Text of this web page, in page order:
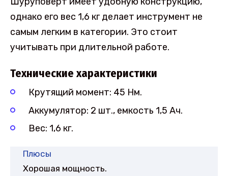
однако его вес 1,6 кг делает инструмент не
самым легким в категории. Это стоит
учитывать при длительной работе.
Технические характеристики
Крутящий момент: 45 Нм.
Аккумулятор: 2 шт., емкость 1,5 Ач.
Вес: 1,6 кг.
Плюсы
Хорошая мощность.